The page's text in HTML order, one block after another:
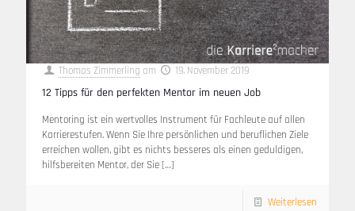
Thomas Zimmerling am 19. November 2019
12 Tipps für den perfekten Mentor im neuen Job
Mentoring ist ein wertvolles Instrument für Fachleute auf allen
Karrierestufen. Wenn Sie Ihre persönlichen und beruflichen Ziele
erreichen wollen, gibt es nichts besseres als einen geduldigen,
hilfsbereiten Mentor, der Sie[…]
Weiterlesen